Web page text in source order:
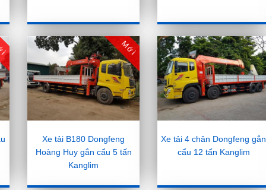
Mới
Xe tải B180 Dongfeng
Hoàng Huy gắn cẩu 5 tấn
Kanglim
Xe tải 4 chân Dongfeng gắn
cẩu 12 tấn Kanglim